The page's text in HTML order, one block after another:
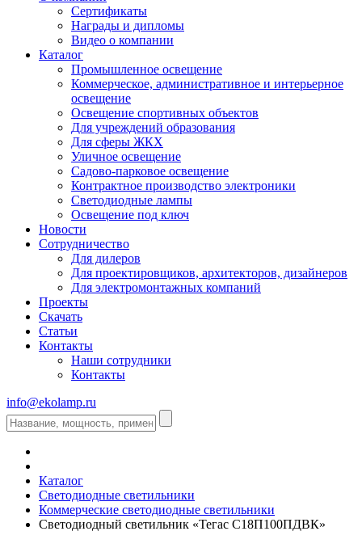
Сертификаты
Награды и дипломы
Видео о компании
Каталог
Промышленное освещение
Коммерческое, административное и интерьерное
освещение
Освещение спортивных объектов
Для учреждений образования
Для сферы ЖКХ
Уличное освещение
Садово-парковое освещение
Контрактное производство электроники
Светодиодные лампы
Освещение под ключ
Новости
Сотрудничество
Для дилеров
Для проектировщиков, архитекторов, дизайнеров
Для электромонтажных компаний
Проекты
Скачать
Статьи
Контакты
Наши сотрудники
Контакты
info@ekolamp.ru
Каталог
Светодиодные светильники
Коммерческие светодиодные светильники
Светодиодный светильник «Тегас С18П100ПДВК»